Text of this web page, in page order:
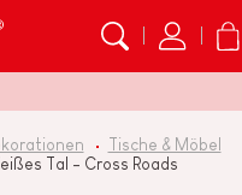
Tische & Möbel
Tal - Cross Roads